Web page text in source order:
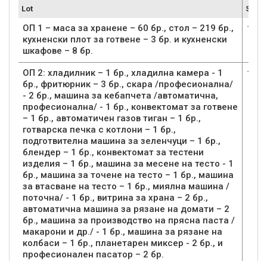
Lot
ОП 1 – маса за хранене – 60 бр., стол – 219 бр.,
кухненски плот за готвене – 3 бр. и кухненски
шкафове – 8 бр.
1
ОП 2: хладилник – 1 бр., хладилна камера - 1
бр., фритюрник – 3 бр., скара /професионална/
- 2 бр., машина за кебапчета /автоматична,
професионална/ - 1 бр., конвектомат за готвене
– 1 бр., автоматичен газов тиган – 1 бр.,
готварска печка с котлони – 1 бр.,
подготвителна машина за зеленчуци – 1 бр.,
блендер – 1 бр., конвектомат за тестени
изделия – 1 бр., машина за месене на тесто - 1
бр., машина за точене на тесто – 1 бр., машина
за втасване на тесто – 1 бр., миялна машина /
поточна/ - 1 бр., витрина за храна – 2 бр.,
автоматична машина за рязане на домати – 2
бр., машина за производство на прясна паста /
макарони и др./ - 1 бр., машина за рязане на
колбаси – 1 бр., планетарен миксер - 2 бр., и
професионален пасатор – 2 бр.
1